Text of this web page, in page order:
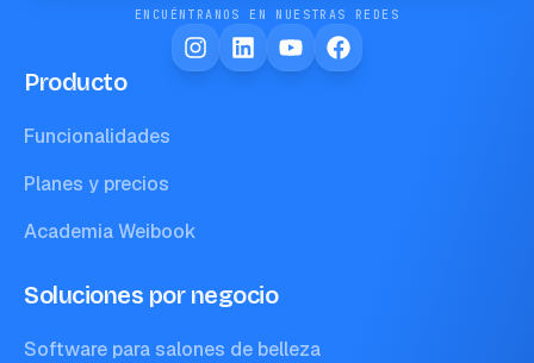
ENCUÉNTRANOS EN NUESTRAS REDES
Producto
Funcionalidades
Planes y precios
Academia Weibook
Soluciones por negocio
Software para salones de belleza